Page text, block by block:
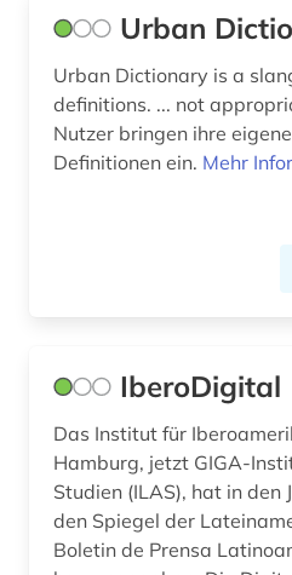
lied (1)
liedtext (1)
lieferbares buch (1)
linguistik (2)
low countries
lyrik (6)
maghreb-studien (1)
Urban
Urban Dictionary is a
definitions. ... not
Nutzer bringen ihre
Definitionen ein. Mehr
IberoDigital
Das Institut für
Hamburg, jetzt GIGA-
Studien (ILAS), hat in den
den Spiegel der
Boletin de Prensa